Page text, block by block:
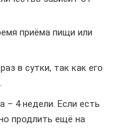
приёма пищи или
в сутки, так как его
– 4 недели. Если есть
продлить ещё на